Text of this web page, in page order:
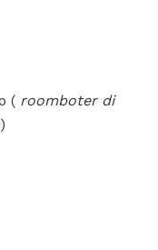
( roomboter di